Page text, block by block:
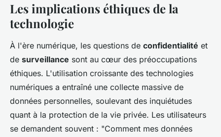
Les implications éthiques de la
technologie
À l'ère numérique, les questions de confidentialité et
de surveillance sont au cœur des préoccupations
éthiques. L'utilisation croissante des technologies
numériques a entraîné une collecte massive de
données personnelles, soulevant des inquiétudes
quant à la protection de la vie privée. Les utilisateurs
se demandent souvent : "Comment mes données